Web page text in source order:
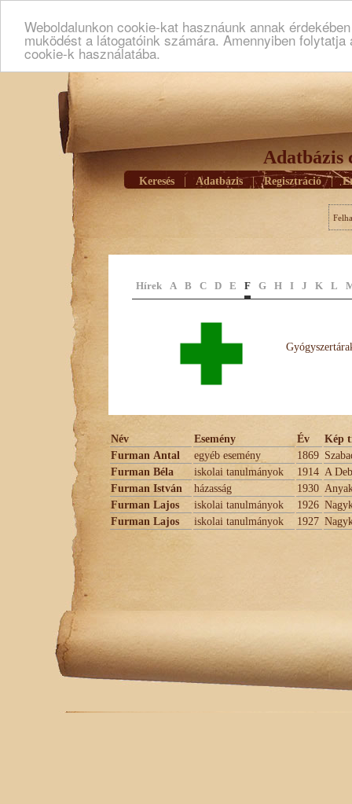
Weboldalunkon cookie-kat hasznáunk annak
muködést a látogatóink számára. Amennyiben
cookie-k használatába.
Adatbázis
Keresés Adatbázis | Regisztráció |
Hírek A B C D E F G H I J K L
Név Esemény Év
Kép
Furman Antal
egyéb esemény 1869
Furman Béla
iskolai tanulmányok 1914 A
Furman István
házasság 1930
Furman Lajos
iskolai tanulmányok 1926
Furman Lajos
iskolai tanulmányok 1927